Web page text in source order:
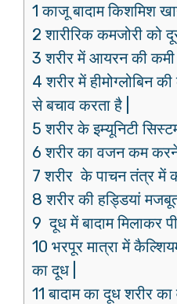
1 काजू बादाम किशमिश
2 शारीरिक कमजोरी को
3 शरीर में आयरन की कमी
4 शरीर में हीमोग्लोबिन
से बचाव करता है |
5 शरीर के इम्यूनिटी
6 शरीर का वजन कम करने
7 शरीर के पाचन तंत्र में
8 शरीर की हड्डियां मजबूत
9 दूध में बादाम मिलाकर
10 भरपूर मात्रा में
का दूध |
11 बादाम का दूध शरीर